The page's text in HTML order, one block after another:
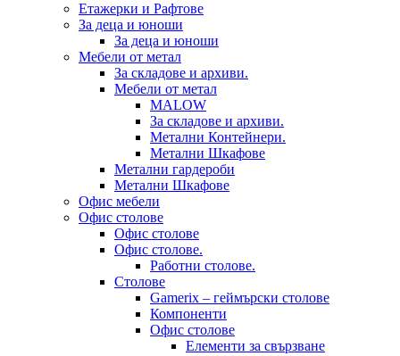
Етажерки и Рафтове
За деца и юноши
За деца и юноши
Мебели от метал
За складове и архиви.
Мебели от метал
MALOW
За складове и архиви.
Метални Контейнери.
Метални Шкафове
Метални гардероби
Метални Шкафове
Офис мебели
Офис столове
Офис столове
Офис столове.
Работни столове.
Столове
Gamerix – геймърски столове
Компоненти
Офис столове
Елементи за свързване